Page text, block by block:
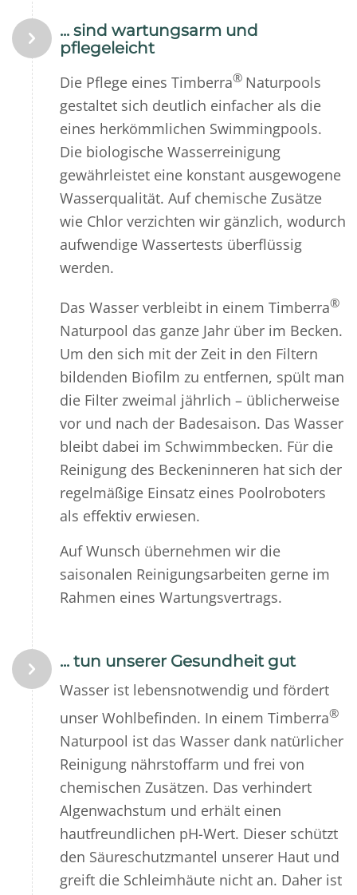
... sind wartungsarm und
pflegeleicht
Die Pflege eines Timberra® Naturpools
gestaltet sich deutlich einfacher als die
eines herkömmlichen Swimmingpools.
Die biologische Wasserreinigung
gewährleistet eine konstant ausgewogene
Wasserqualität. Auf chemische Zusätze
wie Chlor verzichten wir gänzlich, wodurch
aufwendige Wassertests überflüssig
werden.
Das Wasser verbleibt in einem Timberra®
Naturpool das ganze Jahr über im Becken.
Um den sich mit der Zeit in den Filtern
bildenden Biofilm zu entfernen, spült man
die Filter zweimal jährlich – üblicherweise
vor und nach der Badesaison. Das Wasser
bleibt dabei im Schwimmbecken. Für die
Reinigung des Beckeninneren hat sich der
regelmäßige Einsatz eines Poolroboters
als effektiv erwiesen.
Auf Wunsch übernehmen wir die
saisonalen Reinigungsarbeiten gerne im
Rahmen eines Wartungsvertrags.
... tun unserer Gesundheit gut
Wasser ist lebensnotwendig und fördert
unser Wohlbefinden. In einem Timberra®
Naturpool ist das Wasser dank natürlicher
Reinigung nährstoffarm und frei von
chemischen Zusätzen. Das verhindert
Algenwachstum und erhält einen
hautfreundlichen pH-Wert. Dieser schützt
den Säureschutzmantel unserer Haut und
greift die Schleimhäute nicht an. Daher ist